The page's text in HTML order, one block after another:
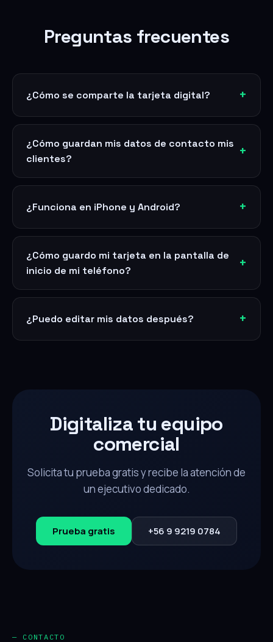
Preguntas frecuentes
¿Cómo se comparte la tarjeta digital?
¿Cómo guardan mis datos de contacto mis
clientes?
¿Funciona en iPhone y Android?
¿Cómo guardo mi tarjeta en la pantalla de
inicio de mi teléfono?
¿Puedo editar mis datos después?
Digitaliza tu equipo
comercial
Solicita tu prueba gratis y recibe la atención de
un ejecutivo dedicado.
Prueba gratis +56 9 9219 0784
— CONTACTO